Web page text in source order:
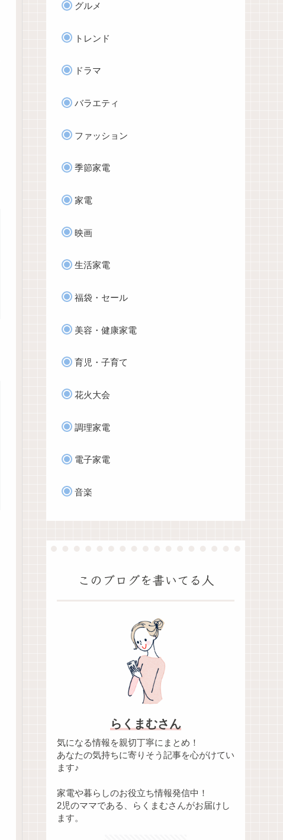
グルメ
トレンド
ドラマ
バラエティ
ファッション
季節家電
家電
映画
生活家電
福袋・セール
美容・健康家電
育児・子育て
花火大会
調理家電
電子家電
音楽
このブログを書いてる人
らくまむさん
気になる情報を親切丁寧にまとめ！
あなたの気持ちに寄りそう記事を心がけてい
ます♪
家電や暮らしのお役立ち情報発信中！
2児のママである、らくまむさんがお届けし
ます。